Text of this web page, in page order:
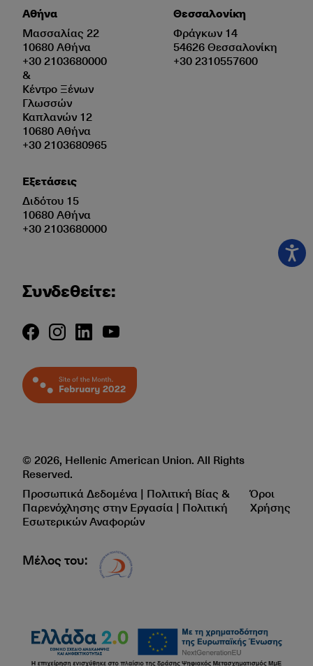
Αθήνα
Μασσαλίας 22
10680 Αθήνα
+30 2103680000
&
Κέντρο Ξένων
Γλωσσών
Καπλανών 12
10680 Αθήνα
+30 2103680965
Εξετάσεις
Διδότου 15
10680 Αθήνα
+30 2103680000
Θεσσαλονίκη
Φράγκων 14
54626 Θεσσαλονίκη
+30 2310557600
Συνδεθείτε:
© 2026, Hellenic American Union. All Rights
Reserved.
Προσωπικά Δεδομένα | Πολιτική Βίας &
Παρενόχλησης στην Εργασία | Πολιτική
Εσωτερικών Αναφορών
Όροι
Χρήσης
Μέλος του: